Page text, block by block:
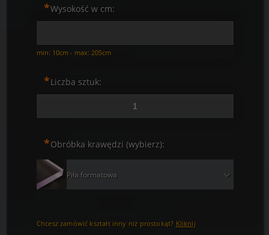
*Wysokość w cm:
min: 10cm - max: 205cm
*Liczba sztuk:
*Obróbka krawędzi (wybierz):
Piła formatowa
Chcesz zamówić kształt inny niż prostokąt? Kliknij